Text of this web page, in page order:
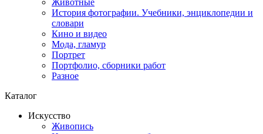
Животные
История фотографии. Учебники, энциклопедии и
словари
Кино и видео
Мода, гламур
Портрет
Портфолио, сборники работ
Разное
Каталог
Искусство
Живопись